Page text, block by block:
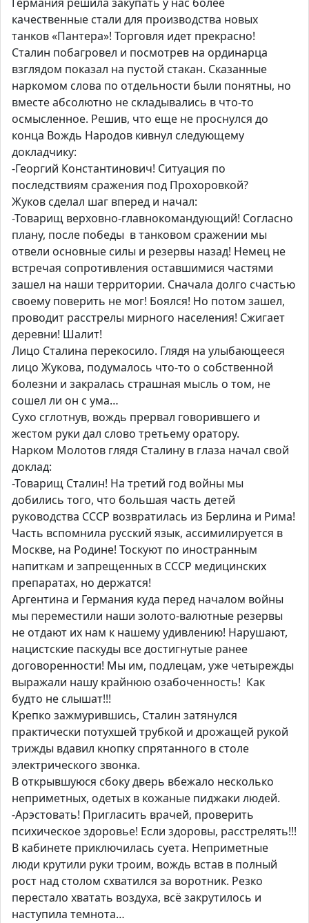
Германия решила закупать у нас более
качественные стали для производства новых
танков «Пантера»! Торговля идет прекрасно!
Сталин побагровел и посмотрев на ординарца
взглядом показал на пустой стакан. Сказанные
наркомом слова по отдельности были понятны, но
вместе абсолютно не складывались в что-то
осмысленное. Решив, что еще не проснулся до
конца Вождь Народов кивнул следующему
докладчику:
-Георгий Константинович! Ситуация по
последствиям сражения под Прохоровкой?
Жуков сделал шаг вперед и начал:
-Товарищ верховно-главнокомандующий! Согласно
плану, после победы в танковом сражении мы
отвели основные силы и резервы назад! Немец не
встречая сопротивления оставшимися частями
зашел на наши территории. Сначала долго счастью
своему поверить не мог! Боялся! Но потом зашел,
проводит расстрелы мирного населения! Сжигает
деревни! Шалит!
Лицо Сталина перекосило. Глядя на улыбающееся
лицо Жукова, подумалось что-то о собственной
болезни и закралась страшная мысль о том, не
сошел ли он с ума…
Сухо сглотнув, вождь прервал говорившего и
жестом руки дал слово третьему оратору.
Нарком Молотов глядя Сталину в глаза начал свой
доклад:
-Товарищ Сталин! На третий год войны мы
добились того, что большая часть детей
руководства СССР возвратилась из Берлина и Рима!
Часть вспомнила русский язык, ассимилируется в
Москве, на Родине! Тоскуют по иностранным
напиткам и запрещенных в СССР медицинских
препаратах, но держатся!
Аргентина и Германия куда перед началом войны
мы переместили наши золото-валютные резервы
не отдают их нам к нашему удивлению! Нарушают,
нацистские паскуды все достигнутые ранее
договоренности! Мы им, подлецам, уже четырежды
выражали нашу крайнюю озабоченность! Как
будто не слышат!!!
Крепко зажмурившись, Сталин затянулся
практически потухшей трубкой и дрожащей рукой
трижды вдавил кнопку спрятанного в столе
электрического звонка.
В открывшуюся сбоку дверь вбежало несколько
неприметных, одетых в кожаные пиджаки людей.
-Арэстовать! Пригласить врачей, проверить
психическое здоровье! Если здоровы, расстрелять!!!
В кабинете приключилась суета. Неприметные
люди крутили руки троим, вождь встав в полный
рост над столом схватился за воротник. Резко
перестало хватать воздуха, всё закрутилось и
наступила темнота…